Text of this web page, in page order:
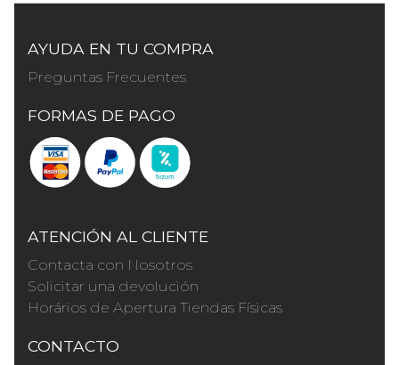
AYUDA EN TU COMPRA
Preguntas Frecuentes
FORMAS DE PAGO
ATENCIÓN AL CLIENTE
Contacta con Nosotros
Solicitar una devolución
Horários de Apertura Tiendas Físicas
CONTACTO